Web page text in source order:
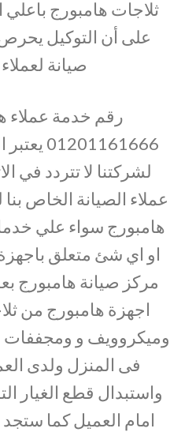
ثلاجات هامبورج
على أن التوكيل
صيانة
رقم خدمة عملاء
لشركتنا لا تتردد في
عملاء الصيانة الخاص
هامبورج سواء علي
او اي شئ متعلق
مركز صيانة هامبورج
اجهزة هامبورج من
وميكروويف و ومجففات
فى المنزل ولدى
واستبدال قطع الغيار
امام العميل كما